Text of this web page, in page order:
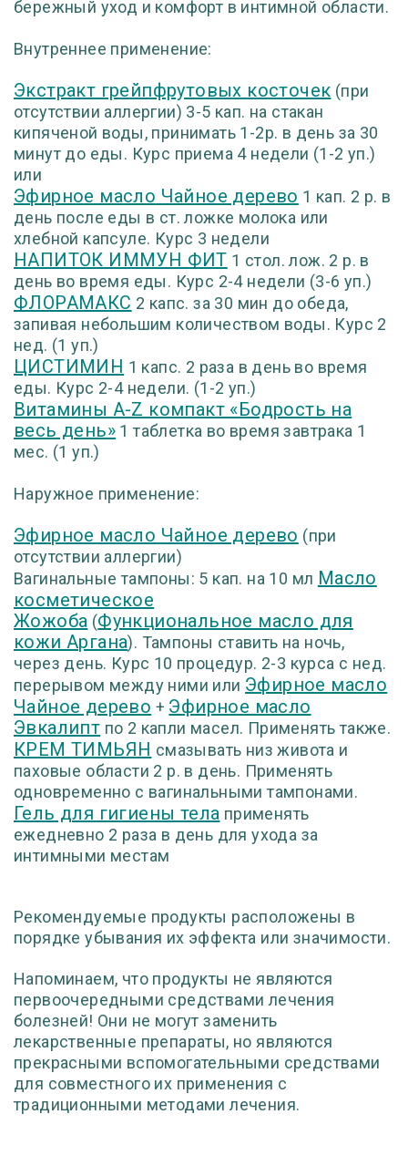
бережный уход и комфорт в интимной области.
Внутреннее применение:
Экстракт грейпфрутовых косточек (при
отсутствии аллергии) 3-5 кап. на стакан
кипяченой воды, принимать 1-2р. в день за 30
минут до еды. Курс приема 4 недели (1-2 уп.)
или
Эфирное масло Чайное дерево 1 кап. 2 р. в
день после еды в ст. ложке молока или
хлебной капсуле. Курс 3 недели
НАПИТОК ИММУН ФИТ 1 стол. лож. 2 р. в
день во время еды. Курс 2-4 недели (3-6 уп.)
ФЛОРАМАКС 2 капс. за 30 мин до обеда,
запивая небольшим количеством воды. Курс 2
нед. (1 уп.)
ЦИСТИМИН 1 капс. 2 раза в день во время
еды. Курс 2-4 недели. (1-2 уп.)
Витамины A-Z компакт «Бодрость на
весь день» 1 таблетка во время завтрака 1
мес. (1 уп.)
Наружное применение:
Эфирное масло Чайное дерево (при
отсутствии аллергии)
Вагинальные тампоны: 5 кап. на 10 мл Масло
косметическое
Жожоба (Функциональное масло для
кожи Аргана). Тампоны ставить на ночь,
через день. Курс 10 процедур. 2-3 курса с нед.
перерывом между ними или Эфирное масло
Чайное дерево + Эфирное масло
Эвкалипт по 2 капли масел. Применять также.
КРЕМ ТИМЬЯН смазывать низ живота и
паховые области 2 р. в день. Применять
одновременно с вагинальными тампонами.
Гель для гигиены тела применять
ежедневно 2 раза в день для ухода за
интимными местам
Рекомендуемые продукты расположены в
порядке убывания их эффекта или значимости.
Напоминаем, что продукты не являются
первоочередными средствами лечения
болезней! Они не могут заменить
лекарственные препараты, но являются
прекрасными вспомогательными средствами
для совместного их применения с
традиционными методами лечения.